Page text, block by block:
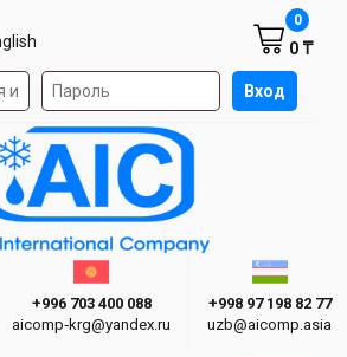
на сайте Вход
0 ₸
0
Алматы
Киргизия г. Бишкек
+996 703 400 088
aicomp‑krg@yandex.ru
+998 97 198 82 77
uzb@aicomp.asia